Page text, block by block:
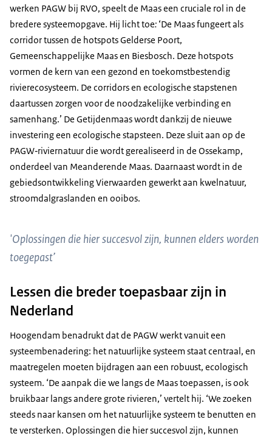
werken PAGW bij RVO, speelt de Maas een cruciale rol in de
bredere systeemopgave. Hij licht toe: ‘De Maas fungeert als
corridor tussen de hotspots Gelderse Poort,
Gemeenschappelijke Maas en Biesbosch. Deze hotspots
vormen de kern van een gezond en toekomstbestendig
rivierecosysteem. De corridors en ecologische stapstenen
daartussen zorgen voor de noodzakelijke verbinding en
samenhang.’ De Getijdenmaas wordt dankzij de nieuwe
investering een ecologische stapsteen. Deze sluit aan op de
PAGW‑riviernatuur die wordt gerealiseerd in de Ossekamp,
onderdeel van Meanderende Maas. Daarnaast wordt in de
gebiedsontwikkeling Vierwaarden gewerkt aan kwelnatuur,
stroomdalgraslanden en ooibos.
'Oplossingen die hier succesvol zijn, kunnen elders worden
toegepast’
Lessen die breder toepasbaar zijn in
Nederland
Hoogendam benadrukt dat de PAGW werkt vanuit een
systeembenadering: het natuurlijke systeem staat centraal, en
maatregelen moeten bijdragen aan een robuust, ecologisch
systeem. ‘De aanpak die we langs de Maas toepassen, is ook
bruikbaar langs andere grote rivieren,’ vertelt hij. ‘We zoeken
steeds naar kansen om het natuurlijke systeem te benutten en
te versterken. Oplossingen die hier succesvol zijn, kunnen